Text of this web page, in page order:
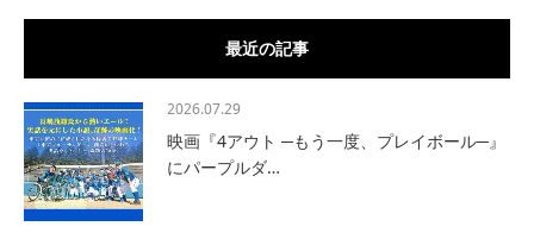
最近の記事
2026.07.29
映画『4アウト ─もう一度、プレイボール─』
にパープルダ…